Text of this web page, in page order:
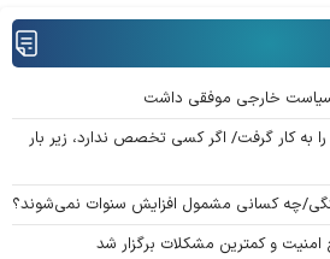
سیاست خارجی موفقی داشت
را به کار گرفت/ اگر کسی تخصص ندارد، زیر بار
چه کسانی مشمول افزایش سنوات نمی‌شوند؟